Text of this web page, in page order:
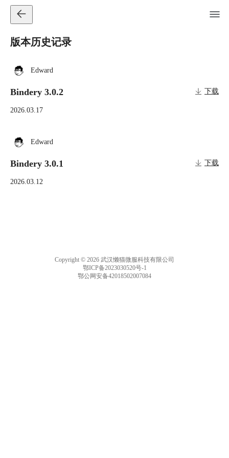
版本历史记录
Edward
Bindery 3.0.2 下载
2026.03.17
Edward
Bindery 3.0.1 下载
2026.03.12
Copyright © 2026 武汉懒猫微服科技有限公司
鄂ICP备2023030520号-1
鄂公网安备42018502007084